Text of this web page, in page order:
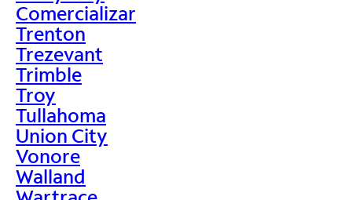
Comercializar
Trenton
Trezevant
Trimble
Troy
Tullahoma
Union City
Vonore
Walland